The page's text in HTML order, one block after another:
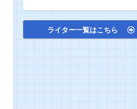
ライター一覧はこちら